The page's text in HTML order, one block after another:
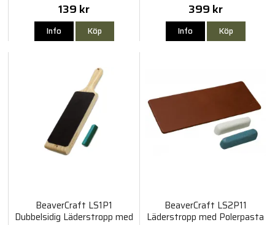
139 kr
Info Köp
399 kr
Info Köp
BeaverCraft LS1P1
Dubbelsidig Läderstropp med
BeaverCraft LS2P11
Läderstropp med Polerpasta